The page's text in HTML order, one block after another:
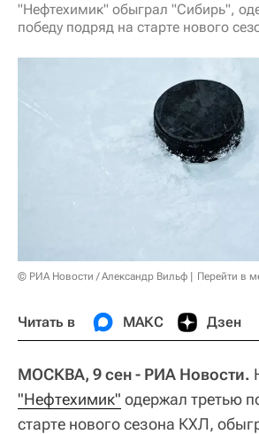
"Нефтехимик" обыграл "Сибирь",
победу подряд на старте нового
© РИА Новости / Александр Вильф Перейти в
Читать в МАКС Дзен
МОСКВА, 9 сен - РИА Новости.
"Нефтехимик" одержал третью
старте нового сезона КХЛ,